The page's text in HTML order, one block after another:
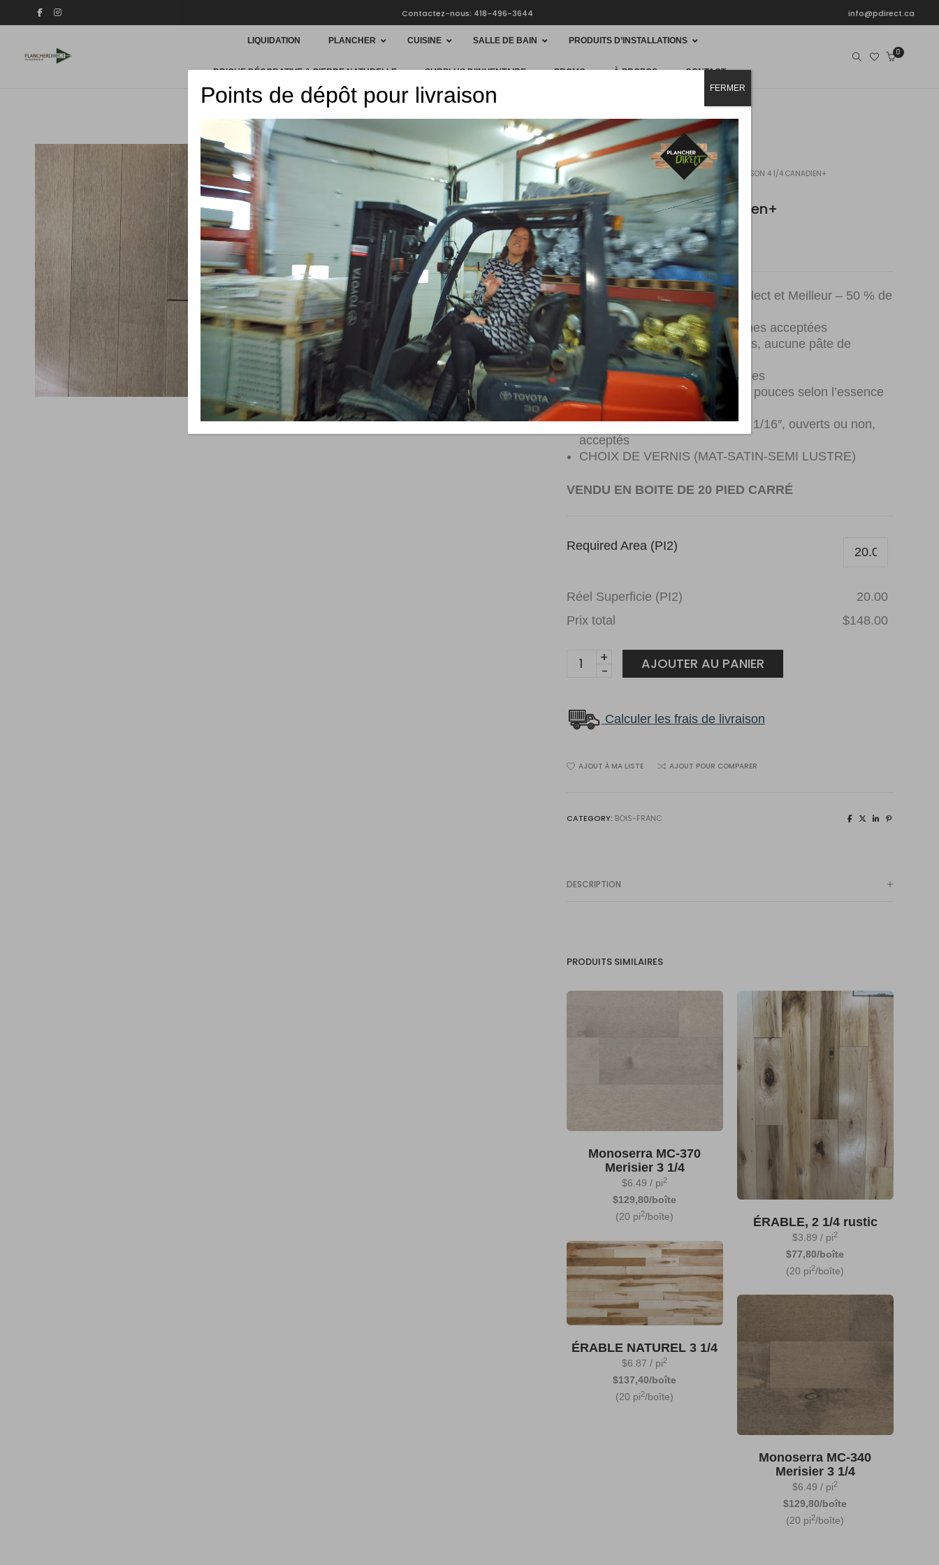
Contactez-nous: 418-496-3644 info@pdirect.ca
LIQUIDATION PLANCHER CUISINE SALLE DE BAIN PRODUITS D’INSTALLATIONS
BRIQUE DÉCORATIVE & PIERRE NATURELLE SURPLUS D’INVENTAIRE PROMO À PROPOS CONTACT
0
HOME BOIS-FRANC ERABLE EDISON 4 1/4 CANADIEN+
Erable Edison 4 1/4 Canadien+
$7.40 / pi2
$148/boîte(20 pi2/boîte)
50 % de planches de grade Sélect et Meilleur – 50 % de
grade Naturel
Stries minérales noires ou brunes acceptées
Nœuds sains (fermés) acceptés, aucune pâte de
remplissage acceptée
Longueur minimale de 12 pouces
Longueur moyenne de 32 à 36 pouces selon l’essence
et la largeur de la planche
Nœuds « têtes d’épingles » de 1/16″, ouverts ou non,
acceptés
CHOIX DE VERNIS (MAT-SATIN-SEMI LUSTRE)
VENDU EN BOITE DE 20 PIED CARRÉ
Required Area (PI2)
Réel Superficie (PI2)
20.00
Prix total
$148.00
Erable
Edison
1/4
Canadien+
AJOUTER AU PANIER
Calculer les frais de livraison
AJOUT À MA LISTE AJOUT POUR COMPARER
CATEGORY: BOIS-FRANC
DESCRIPTION
PRODUITS SIMILAIRES
Monoserra MC-370
Merisier 3 1/4
$6.49 / pi2
$129,80/boîte
(20 pi2/boîte) ÉRABLE, 2 1/4 rustic
$3.89 / pi2
$77,80/boîte
(20 pi2/boîte)
ÉRABLE NATUREL 3 1/4
$6.87 / pi2
$137,40/boîte
(20 pi2/boîte)
Monoserra MC-340
Merisier 3 1/4
$6.49 / pi2
$129,80/boîte
(20 pi2/boîte)
Points de dépôt pour livraison FERMER